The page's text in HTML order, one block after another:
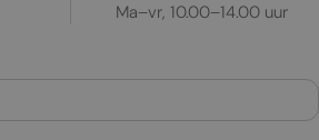
Ma–vr, 10.00–14.00 uur